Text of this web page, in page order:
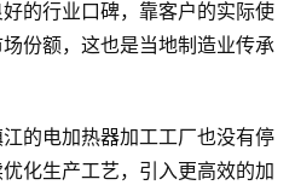
的行业口碑，靠客户的实际使
份额，这也是当地制造业传承
的电加热器加工工厂也没有停
化生产工艺，引入更高效的加